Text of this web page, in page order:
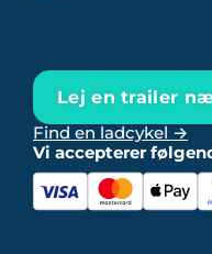
Lej en trailer
Find en ladcykel →
Vi accepterer